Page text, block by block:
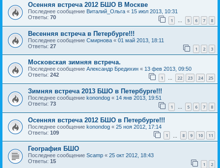
Осенняя встреча 2012 БШО В Москве
Последнее сообщение Виталий_Ольга « 15 июл 2013, 10:31
Ответы: 70 1 … 5 6 7 8
Весенняя встреча в Петербурге!!!
Последнее сообщение Смирнова « 01 май 2013, 18:11
Ответы: 27 1 2 3
Московская зимняя встреча.
Последнее сообщение Александр Бредихин « 13 фев 2013, 09:50
Ответы: 242 1 … 22 23 24 25
Зимняя встреча 2013 БШО в Петербурге!!!
Последнее сообщение konondog « 14 янв 2013, 19:51
Ответы: 73 1 … 5 6 7 8
Осенняя встреча 2012 БШО в Петербурге!!!
Последнее сообщение konondog « 25 ноя 2012, 17:14
Ответы: 109 1 8 9 10 11
География БШО
Последнее сообщение Scamp « 25 окт 2012, 18:43
Ответы: 15 1 2